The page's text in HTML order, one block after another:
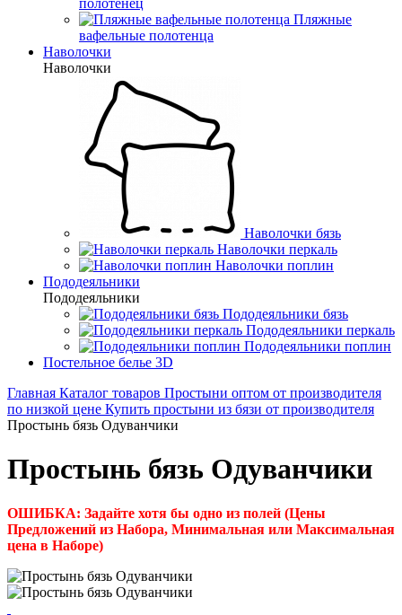
полотенец
Пляжные
вафельные полотенца
Наволочки
Наволочки
Наволочки бязь
Наволочки перкаль
Наволочки поплин
Пододеяльники
Пододеяльники
Пододеяльники бязь
Пододеяльники перкаль
Пододеяльники поплин
Постельное белье 3D
Главная Каталог товаров Простыни оптом от производителя
по низкой цене Купить простыни из бязи от производителя
Простынь бязь Одуванчики
Простынь бязь Одуванчики
ОШИБКА: Задайте хотя бы одно из полей (Цены
Предложений из Набора, Минимальная или Максимальная
цена в Наборе)